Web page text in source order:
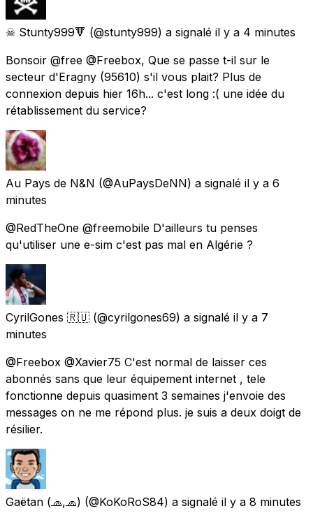
☠ Stunty999🔻 (@stunty999) a signalé il y a 4 minutes
Bonsoir @free @Freebox, Que se passe t-il sur le
secteur d'Eragny (95610) s'il vous plait? Plus de
connexion depuis hier 16h... c'est long :( une idée du
rétablissement du service?
Au Pays de N&N (@AuPaysDeNN) a signalé il y a 6
minutes
@RedTheOne @freemobile D'ailleurs tu penses
qu'utiliser une e-sim c'est pas mal en Algérie ?
CyrilGones 🇷🇺 (@cyrilgones69) a signalé il y a 7
minutes
@Freebox @Xavier75 C'est normal de laisser ces
abonnés sans que leur équipement internet , tele
fonctionne depuis quasiment 3 semaines j'envoie des
messages on ne me répond plus. je suis a deux doigt de
résilier.
Gaëtan (🧢,🧢) (@KoKoRoS84) a signalé il y a 8 minutes